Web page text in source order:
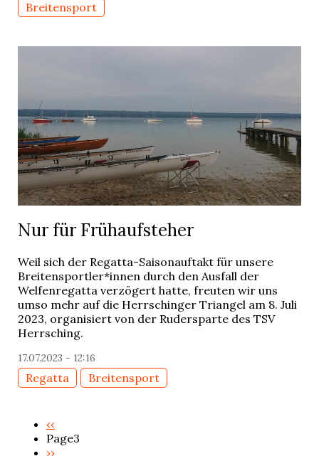
Breitensport
Nur für Frühaufsteher
Weil sich der Regatta-Saisonauftakt für unsere
Breitensportler*innen durch den Ausfall der
Welfenregatta verzögert hatte, freuten wir uns
umso mehr auf die Herrschinger Triangel am 8. Juli
2023, organisiert von der Rudersparte des TSV
Herrsching.
17.07.2023 - 12:16
Regatta Breitensport
Pagination
Previous
page
‹‹
Page3
Next
››